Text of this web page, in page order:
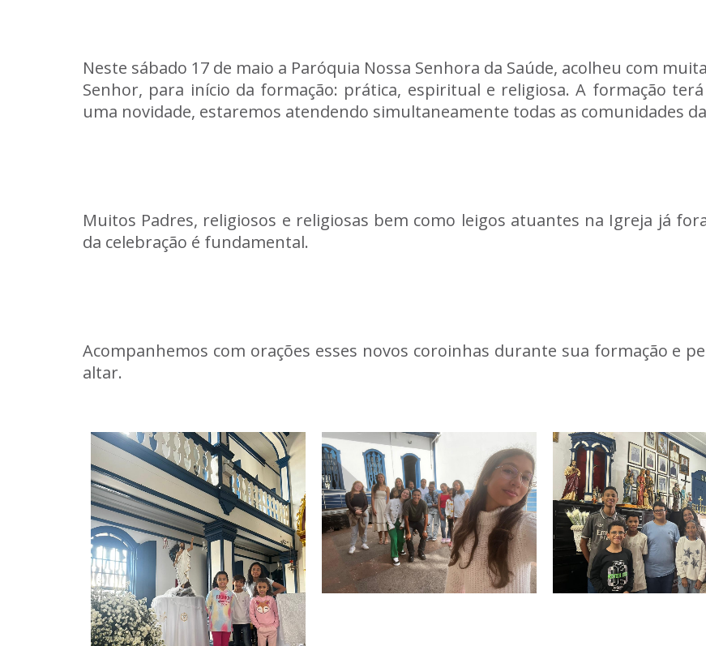
Neste sábado 17 de maio a Paróquia Nossa Senhora da Saúde, acolheu com
Senhor, para início da formação: prática, espiritual e religiosa. A formação
uma novidade, estaremos atendendo simultaneamente todas as comunidades
Muitos Padres, religiosos e religiosas bem como leigos atuantes na Igreja já
da celebração é fundamental.
Acompanhemos com orações esses novos coroinhas durante sua formação e
altar.